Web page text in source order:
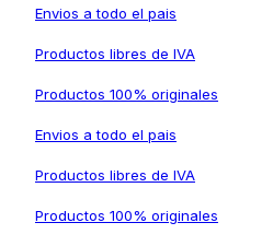
Envios a todo el pais
Productos libres de IVA
Productos 100% originales
Envios a todo el pais
Productos libres de IVA
Productos 100% originales